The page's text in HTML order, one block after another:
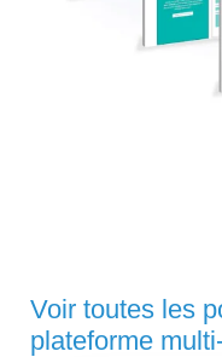
Voir toutes les
plateforme